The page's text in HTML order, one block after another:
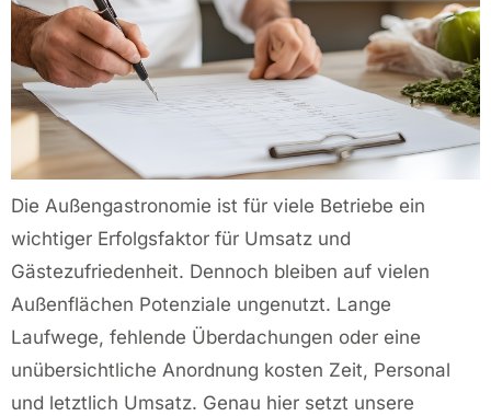
Die Außengastronomie ist für viele Betriebe ein
wichtiger Erfolgsfaktor für Umsatz und
Gästezufriedenheit. Dennoch bleiben auf vielen
Außenflächen Potenziale ungenutzt. Lange
Laufwege, fehlende Überdachungen oder eine
unübersichtliche Anordnung kosten Zeit, Personal
und letztlich Umsatz. Genau hier setzt unsere